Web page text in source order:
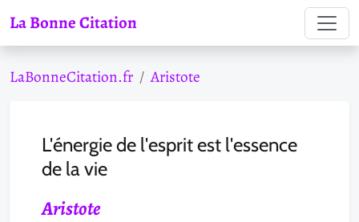
La Bonne Citation
LaBonneCitation.fr Aristote
L'énergie de l'esprit est l'essence
de la vie
Aristote